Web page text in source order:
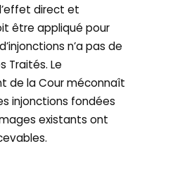
direct et
être appliqué pour
n’a pas de
Traités. Le
de la Cour méconnaît
injonctions fondées
existants ont